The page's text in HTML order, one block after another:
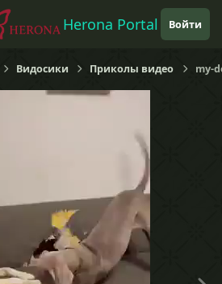
Herona Portal Войти
Видосики Приколы видео my-